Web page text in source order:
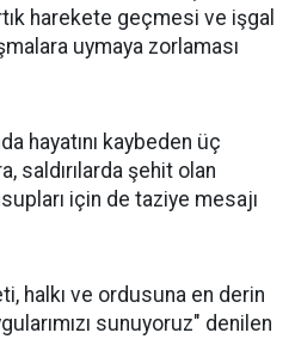
harekete geçmesi ve işgal
uymaya zorlaması
hayatını kaybeden üç
saldırılarda şehit olan
için de taziye mesajı
halkı ve ordusuna en derin
sunuyoruz" denilen